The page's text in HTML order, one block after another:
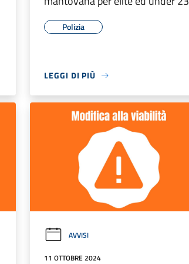
Polizia
LEGGI DI PIÙ
AVVISI
11 OTTOBRE 2024